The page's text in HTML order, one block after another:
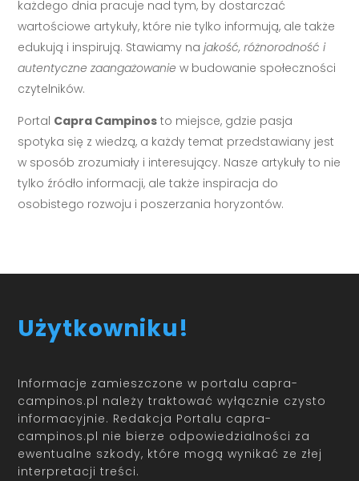
każdego dnia pracuje nad tym, by dostarczać
wartościowe artykuły, które nie tylko informują, ale także
edukują i inspirują. Stawiamy najakość, różnorodność i
autentyczne zaangażowanie w budowanie społeczności
czytelników.
Portal Capra Campinos to miejsce, gdzie pasja
spotyka się z wiedzą, a każdy temat przedstawiany jest
w sposób zrozumiały i interesujący. Nasze artykuły to nie
tylko źródło informacji, ale także inspiracja do
osobistego rozwoju i poszerzania horyzontów.
Użytkowniku!
Informacje zamieszczone w portalu capra-
campinos.pl należy traktować wyłącznie czysto
informacyjnie. Redakcja Portalu capra-
campinos.pl nie bierze odpowiedzialności za
ewentualne szkody, które mogą wynikać ze złej
interpretacji treści.